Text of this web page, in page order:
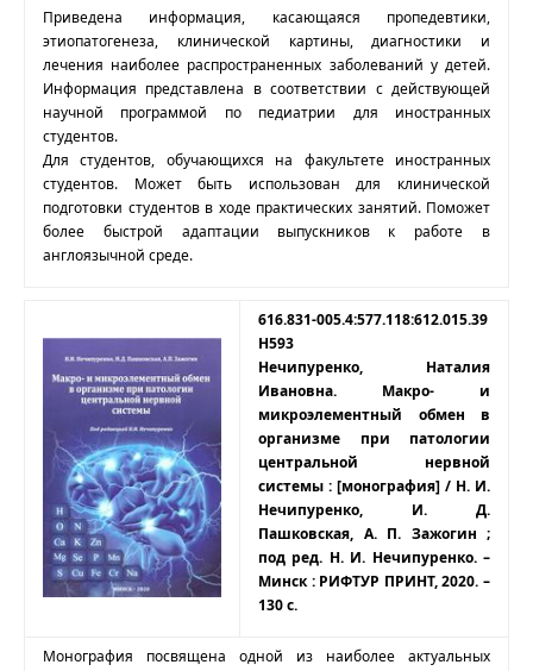
Приведена информация, касающаяся пропедевтики,
этиопатогенеза, клинической картины, диагностики и
лечения наиболее распространенных заболеваний у детей.
Информация представлена в соответствии с действующей
научной программой по педиатрии для иностранных
студентов.
Для студентов, обучающихся на факультете иностранных
студентов. Может быть использован для клинической
подготовки студентов в ходе практических занятий. Поможет
более быстрой адаптации выпускников к работе в
англоязычной среде.
616.831-005.4:577.118:612.015.39
Н593
Нечипуренко, Наталия
Ивановна. Макро- и
микроэлементный обмен в
организме при патологии
центральной нервной
системы : [монография] / Н. И.
Нечипуренко, И. Д.
Пашковская, А. П. Зажогин ;
под ред. Н. И. Нечипуренко. –
Минск : РИФТУР ПРИНТ, 2020. –
130 с.
Монография посвящена одной из наиболее актуальных